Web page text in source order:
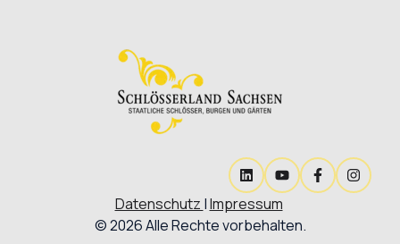
Datenschutz |Impressum
© 2026 Alle Rechte vorbehalten.